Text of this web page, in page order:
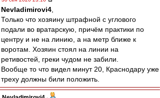
Nevladimirovi4
Только что хозяину штрафной с углового
подали во вратарскую, причём практики по
центру и не на линию, а на метр ближе к
воротам. Хозяин стоял на линии на
ретивостей, греки чудом не забили.
Вообще то что видел минут 20, Краснодару уже
треху должны били положить.